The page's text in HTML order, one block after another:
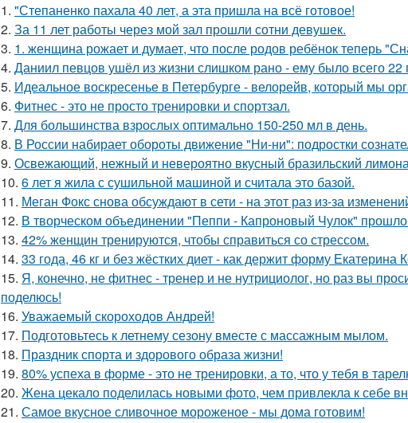
1. "Степаненко пахала 40 лет, а эта пришла на всё готовое!
2. За 11 лет работы через мой зал прошли сотни девушек.
3. 1. женщина рожает и думает, что после родов ребёнок теперь
4. Даниил певцов ушёл из жизни слишком рано - ему было всего 22
5. Идеальное воскресенье в Петербурге - велорейв, который мы
6. Фитнес - это не просто тренировки и спортзал.
7. Для большинства взрослых оптимально 150-250 мл в день.
8. В России набирает обороты движение "Ни-ни": подростки
9. Освежающий, нежный и невероятно вкусный бразильский
10. 6 лет я жила с сушильной машиной и считала это базой.
11. Меган Фокс снова обсуждают в сети - на этот раз из-за
12. В творческом объединении "Пеппи - Капроновый Чулок"
13. 42% женщин тренируются, чтобы справиться со стрессом.
14. 33 года, 46 кг и без жёстких диет - как держит форму Екатерина
15. Я, конечно, не фитнес - тренер и не нутрициолог, но раз вы
поделюсь!
16. Уважаемый скороходов Андрей!
17. Подготовьтесь к летнему сезону вместе с массажным мылом.
18. Праздник спорта и здорового образа жизни!
19. 80% успеха в форме - это не тренировки, а то, что у тебя в
20. Жена цекало поделилась новыми фото, чем привлекла к себе
21. Самое вкусное сливочное мороженое - мы дома готовим!